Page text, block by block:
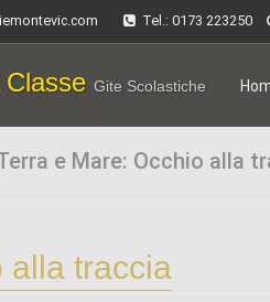
Tel.: 0173 223250
Gite Scolastiche
e Mare: Occhio alla
alla traccia